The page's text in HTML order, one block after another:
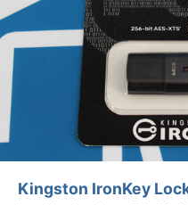
Kingston IronKey